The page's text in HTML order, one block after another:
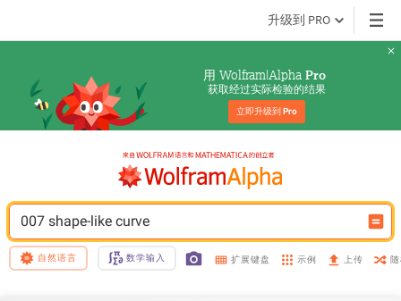
升级到 PRO
用 Wolfram|Alpha Pro
获取经过实际检验的结果
立即升级到 Pro
007 shape-like curve
自然语言 数学输入 扩展键盘 示例 上传